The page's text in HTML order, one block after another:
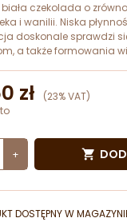
czekolada o
i wanilii. Niska
doskonale sprawdzi
a także formowania
zł (23% VAT)
+ 
DOSTĘPNY W